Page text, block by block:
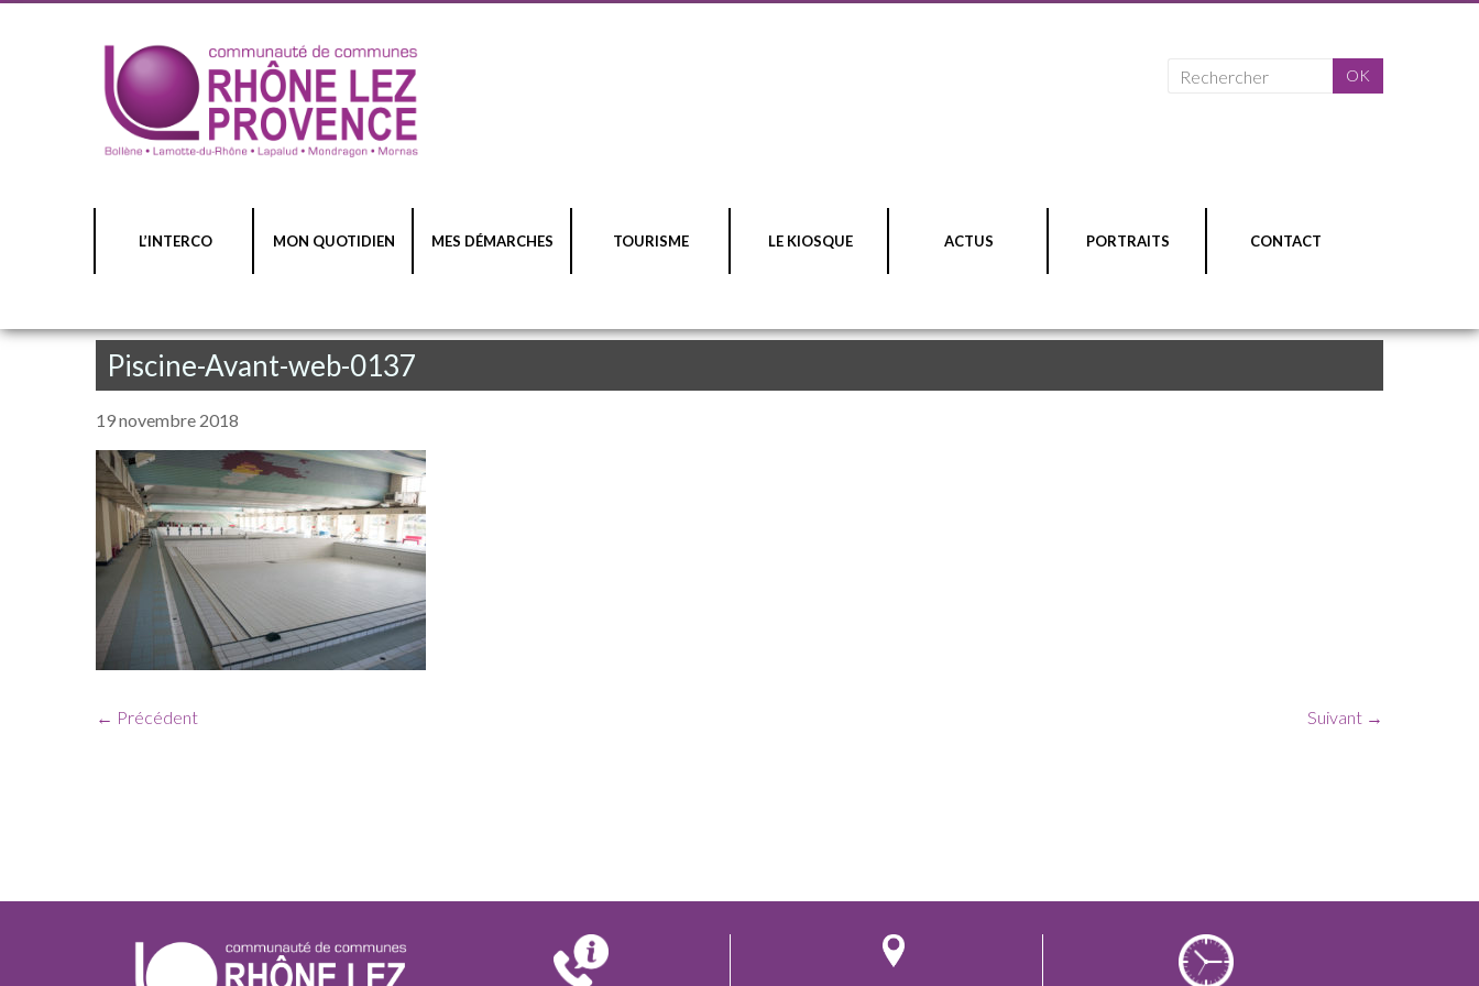
L’INTERCO MON QUOTIDIEN MES DÉMARCHES TOURISME LE KIOSQUE ACTUS PORTRAITS CONTACT
Piscine-Avant-web-0137
19 novembre 2018
← Précédent Suivant →